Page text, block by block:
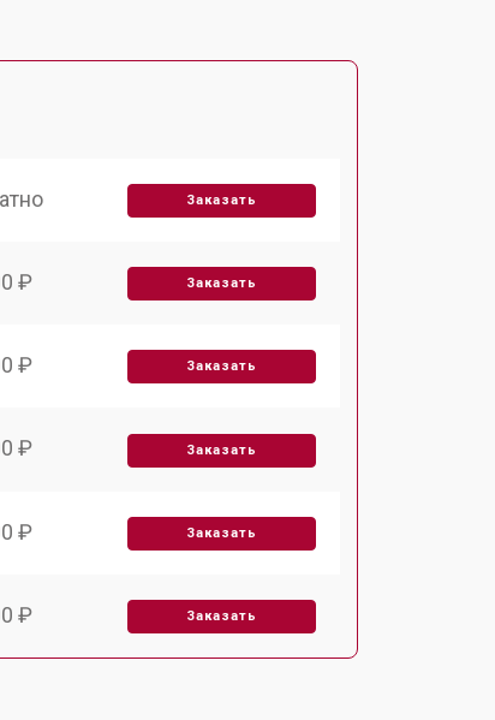
Заказать
₽ Заказать
₽ Заказать
₽ Заказать
₽ Заказать
₽ Заказать